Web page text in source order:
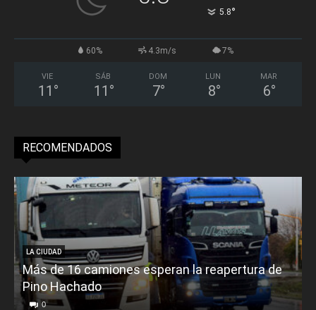
5.8°
60% 4.3m/s 7%
VIE
11 °
SÁB
11 °
DOM
7°
LUN
8°
MAR
6°
RECOMENDADOS
LA CIUDAD
Más de 16 camiones esperan la reapertura de
Pino Hachado
0